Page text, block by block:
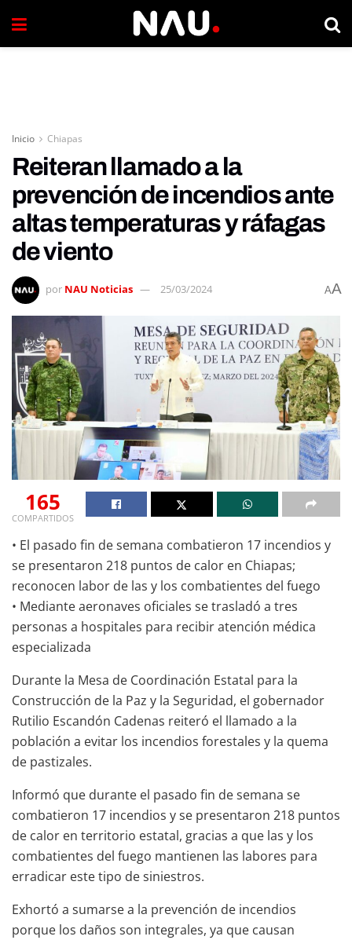
Inicio Chiapas
Reiteran llamado a la
prevención de incendios ante
altas temperaturas y ráfagas
de viento
por NAU Noticias 25/03/2024 AA
165
COMPARTIDOS
• El pasado fin de semana combatieron 17 incendios y
se presentaron 218 puntos de calor en Chiapas;
reconocen labor de las y los combatientes del fuego
• Mediante aeronaves oficiales se trasladó a tres
personas a hospitales para recibir atención médica
especializada
Durante la Mesa de Coordinación Estatal para la
Construcción de la Paz y la Seguridad, el gobernador
Rutilio Escandón Cadenas reiteró el llamado a la
población a evitar los incendios forestales y la quema
de pastizales.
Informó que durante el pasado fin de semana se
combatieron 17 incendios y se presentaron 218 puntos
de calor en territorio estatal, gracias a que las y los
combatientes del fuego mantienen las labores para
erradicar este tipo de siniestros.
Exhortó a sumarse a la prevención de incendios
porque los daños son integrales, ya que causan